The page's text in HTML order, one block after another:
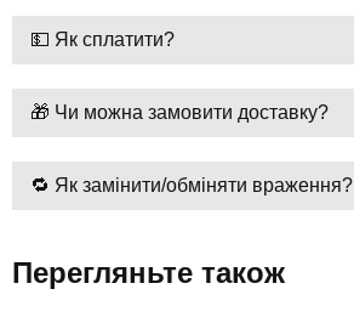
💵 Як сплатити?
🎁 Чи можна замовити доставку?
🔁 Як замінити/обміняти враження?
Перегляньте також